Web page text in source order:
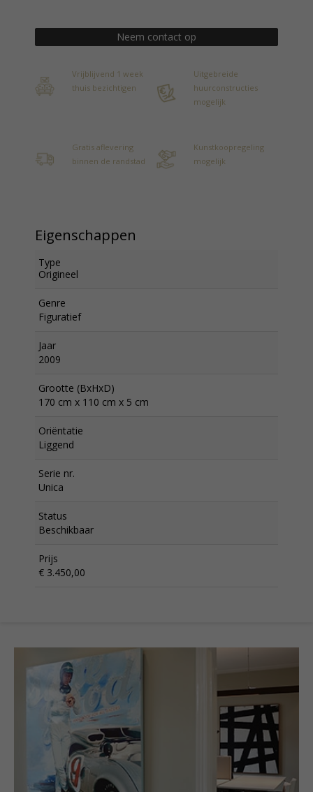
Neem contact op
Vrijblijvend 1 week
thuis bezichtigen
Uitgebreide
huurconstructies
mogelijk
Gratis aflevering
binnen de randstad
Kunstkoopregeling
mogelijk
Eigenschappen
Type
Origineel
Genre
Figuratief
Jaar
2009
Grootte (BxHxD)
170 cm x 110 cm x 5 cm
Oriëntatie
Liggend
Serie nr.
Unica
Status
Beschikbaar
Prijs
€ 3.450,00